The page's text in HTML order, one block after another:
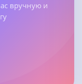
вручную и